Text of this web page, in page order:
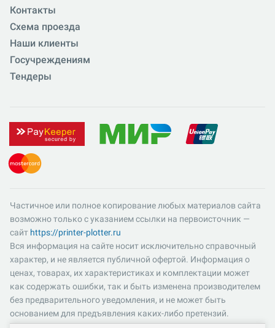
Контакты
Схема проезда
Наши клиенты
Госучреждениям
Тендеры
Частичное или полное копирование любых материалов сайта
возможно только с указанием ссылки на первоисточник —
сайт https://printer-plotter.ru
Вся информация на сайте носит исключительно справочный
характер, и не является публичной офертой. Информация о
ценах, товарах, их характеристиках и комплектации может
как содержать ошибки, так и быть изменена производителем
без предварительного уведомления, и не может быть
основанием для предъявления каких-либо претензий.